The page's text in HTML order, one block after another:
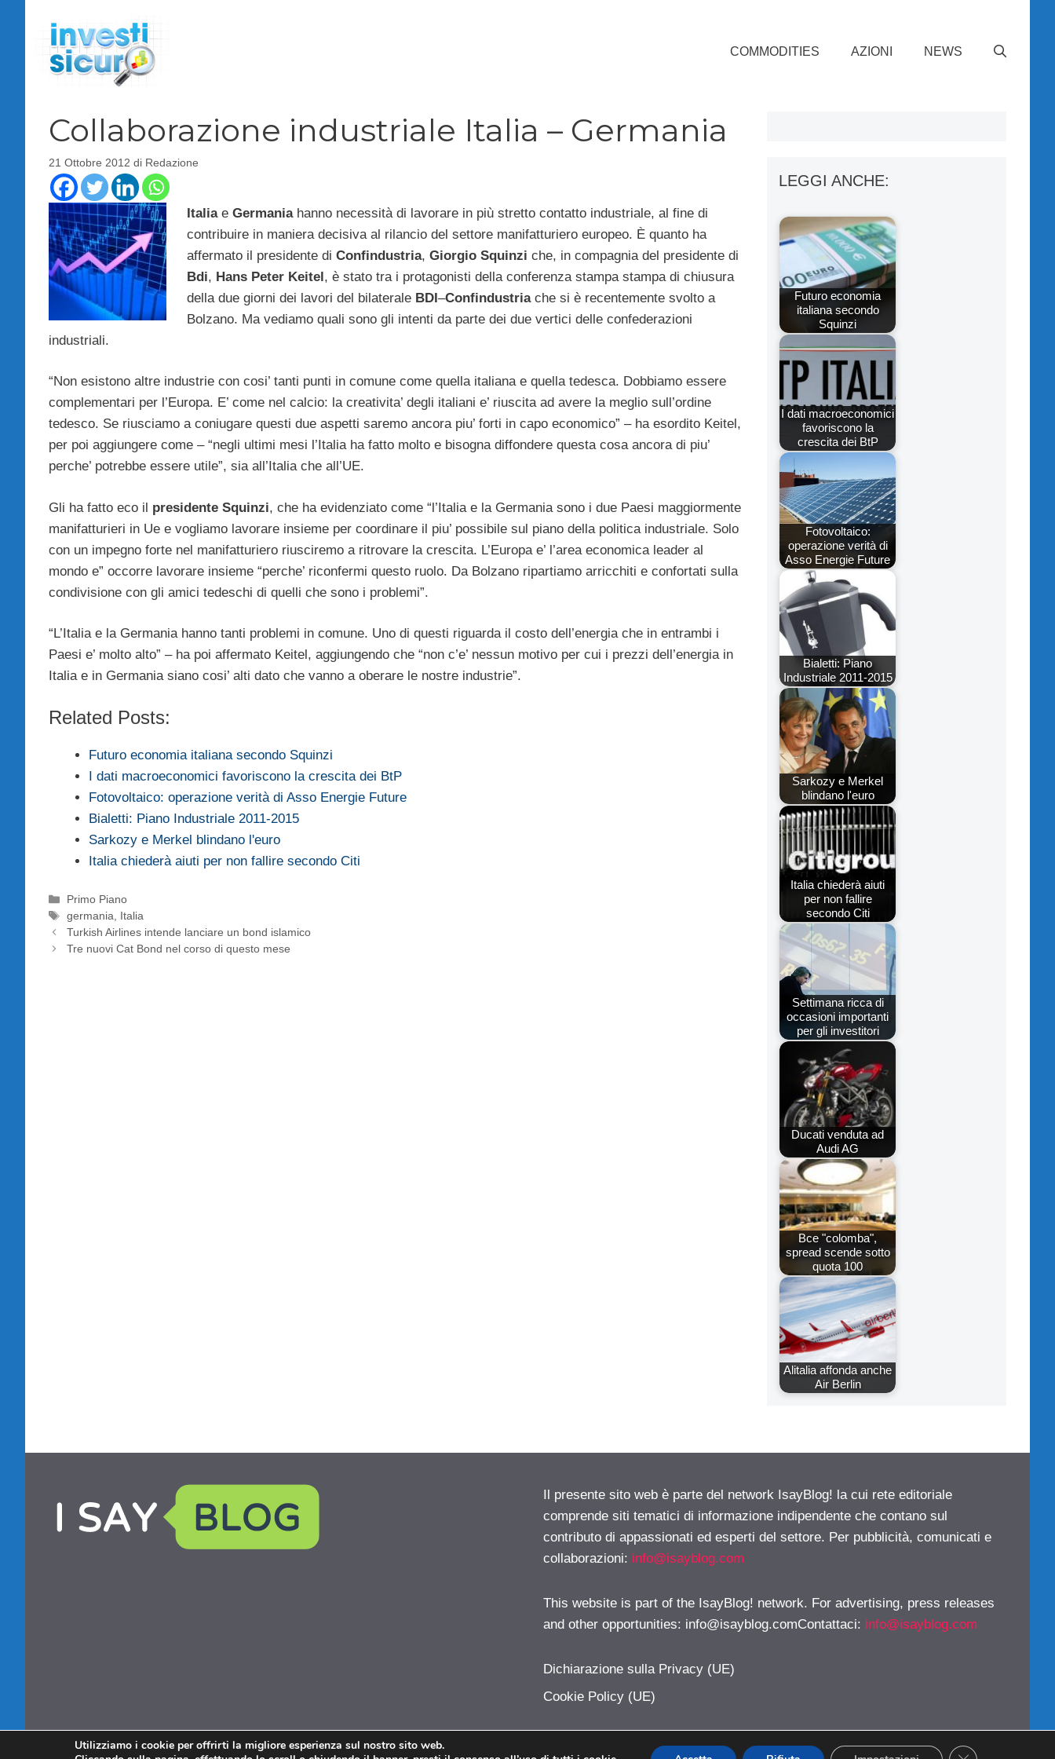
contenuto
COMMODITIES AZIONI NEWS
Collaborazione industriale Italia – Germania
21 Ottobre 2012 di Redazione
Italiae Germaniahanno necessità di lavorare in più stretto contatto industriale, al fine di
contribuire in maniera decisiva al rilancio del settore manifatturiero europeo. È quanto ha
affermato il presidente di Confindustria, Giorgio Squinzi che, in compagnia del presidente di
Bdi, Hans Peter Keitel, è stato tra i protagonisti della conferenza stampa stampa di chiusura
della due giorni dei lavori del bilaterale BDI–Confindustriache si è recentemente svolto a
Bolzano. Ma vediamo quali sono gli intenti da parte dei due vertici delle confederazioni
industriali.
“Non esistono altre industrie con cosi’ tanti punti in comune come quella italiana e quella tedesca. Dobbiamo essere
complementari per l’Europa. E’ come nel calcio: la creativita’ degli italiani e’ riuscita ad avere la meglio sull’ordine
tedesco. Se riusciamo a coniugare questi due aspetti saremo ancora piu’ forti in capo economico” – ha esordito Keitel,
per poi aggiungere come – “negli ultimi mesi l’Italia ha fatto molto e bisogna diffondere questa cosa ancora di piu’
perche’ potrebbe essere utile”, sia all’Italia che all’UE.
Gli ha fatto eco il presidente Squinzi, che ha evidenziato come “l’Italia e la Germania sono i due Paesi maggiormente
manifatturieri in Ue e vogliamo lavorare insieme per coordinare il piu’ possibile sul piano della politica industriale. Solo
con un impegno forte nel manifatturiero riusciremo a ritrovare la crescita. L’Europa e’ l’area economica leader al
mondo e” occorre lavorare insieme “perche’ riconfermi questo ruolo. Da Bolzano ripartiamo arricchiti e confortati sulla
condivisione con gli amici tedeschi di quelli che sono i problemi”.
“L’Italia e la Germania hanno tanti problemi in comune. Uno di questi riguarda il costo dell’energia che in entrambi i
Paesi e’ molto alto” – ha poi affermato Keitel, aggiungendo che “non c’e’ nessun motivo per cui i prezzi dell’energia in
Italia e in Germania siano cosi’ alti dato che vanno a oberare le nostre industrie”.
Related Posts:
Futuro economia italiana secondo Squinzi
I dati macroeconomici favoriscono la crescita dei BtP
Fotovoltaico: operazione verità di Asso Energie Future
Bialetti: Piano Industriale 2011-2015
Sarkozy e Merkel blindano l'euro
Italia chiederà aiuti per non fallire secondo Citi
Categorie
Primo Piano
Tag
germania, Italia
Turkish Airlines intende lanciare un bond islamico
Tre nuovi Cat Bond nel corso di questo mese
LEGGI ANCHE:
Futuro economia
italiana secondo
Squinzi
I dati macroeconomici
favoriscono la
crescita dei BtP
Fotovoltaico:
operazione verità di
Asso Energie Future
Bialetti: Piano
Industriale 2011-2015
Sarkozy e Merkel
blindano l'euro
Italia chiederà aiuti
per non fallire
secondo Citi
Settimana ricca di
occasioni importanti
per gli investitori
Ducati venduta ad
Audi AG
Bce "colomba",
spread scende sotto
quota 100
Alitalia affonda anche
Air Berlin
Il presente sito web è parte del network IsayBlog! la cui rete editoriale
comprende siti tematici di informazione indipendente che contano sul
contributo di appassionati ed esperti del settore. Per pubblicità, comunicati e
collaborazioni: info@isayblog.com
This website is part of the IsayBlog! network. For advertising, press releases
and other opportunities: info@isayblog.comContattaci: info@isayblog.com
Dichiarazione sulla Privacy (UE)
Cookie Policy (UE)
Utilizziamo i cookie per offrirti la migliore esperienza sul nostro sito web.
CLOSE GDPR